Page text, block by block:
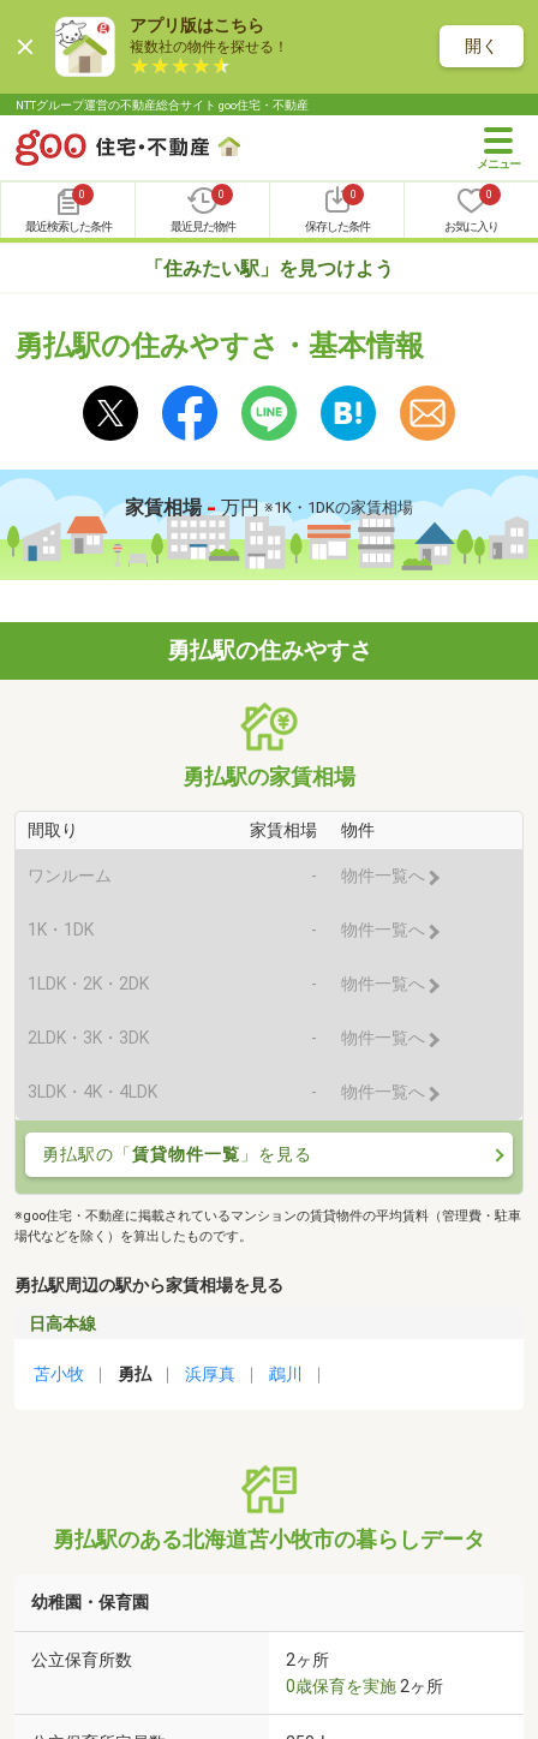
アプリ版はこちら
複数社の物件を探せる！ 開く
NTTグループ運営の不動産総合サイト goo住宅・不動産
0
最近検索した条件
0
最近見た物件
0
保存した条件
0
お気に入り
「住みたい駅」を見つけよう
勇払駅の住みやすさ・基本情報
家賃相場 - 万円 ※1K・1DKの家賃相場
勇払駅の住みやすさ
勇払駅の家賃相場
間取り 家賃相場 物件
ワンルーム - 物件一覧へ
1K・1DK - 物件一覧へ
1LDK・2K・2DK - 物件一覧へ
2LDK・3K・3DK - 物件一覧へ
3LDK・4K・4LDK - 物件一覧へ
勇払駅の「賃貸物件一覧 」を見る
※goo住宅・不動産に掲載されているマンションの賃貸物件の平均賃料（管理費・駐車
場代などを除く）を算出したものです。
勇払駅周辺の駅から家賃相場を見る
日高本線
苫小牧 勇払 浜厚真 鵡川
勇払駅のある北海道苫小牧市の暮らしデータ
幼稚園・保育園
公立保育所数
2ヶ所
0歳保育を実施 2ヶ所